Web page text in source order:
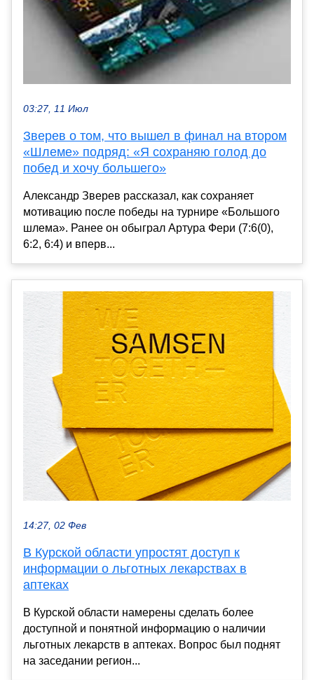
03:27, 11 Июл
Зверев о том, что вышел в финал на втором
«Шлеме» подряд: «Я сохраняю голод до
побед и хочу большего»
Александр Зверев рассказал, как сохраняет
мотивацию после победы на турнире «Большого
шлема». Ранее он обыграл Артура Фери (7:6(0),
6:2, 6:4) и вперв...
14:27, 02 Фев
В Курской области упростят доступ к
информации о льготных лекарствах в
аптеках
В Курской области намерены сделать более
доступной и понятной информацию о наличии
льготных лекарств в аптеках. Вопрос был поднят
на заседании регион...